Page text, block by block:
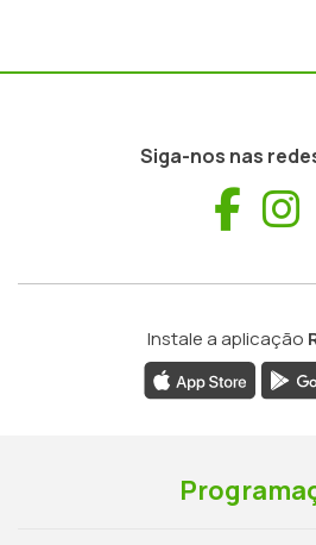
Siga-nos nas
Instale a aplicação